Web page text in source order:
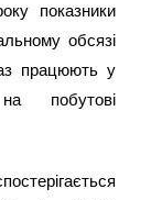
показники
обсязі
працюють у
побутові